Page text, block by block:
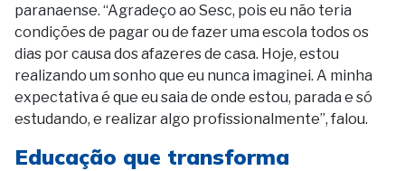
paranaense. “Agradeço ao Sesc, pois eu não teria
condições de pagar ou de fazer uma escola todos os
dias por causa dos afazeres de casa. Hoje, estou
realizando um sonho que eu nunca imaginei. A minha
expectativa é que eu saia de onde estou, parada e só
estudando, e realizar algo profissionalmente”, falou.
Educação que transforma